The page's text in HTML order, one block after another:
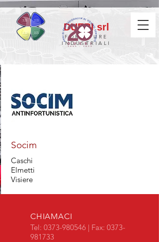
DUEBI srl
FORNITURE
INDUSTRIALI
Socim
Caschi
Elmetti
Visiere
CHIAMACI
Tel: 0373-980546 | Fax: 0373-
981733